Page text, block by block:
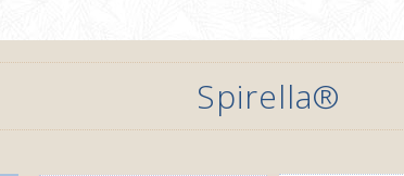
Spirella®